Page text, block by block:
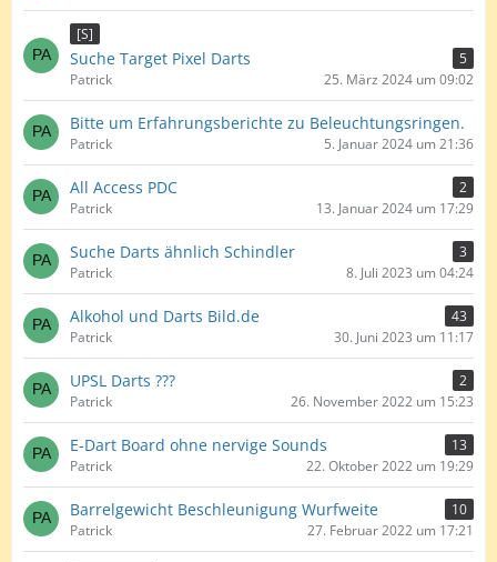
[S]
Suche Target Pixel Darts
5
Patrick
25. März 2024 um 09:02
Bitte um Erfahrungsberichte zu Beleuchtungsringen.
Patrick 5. Januar 2024 um 21:36
All Access PDC
2
Patrick
13. Januar 2024 um 17:29
Suche Darts ähnlich Schindler
3
Patrick
8. Juli 2023 um 04:24
Alkohol und Darts Bild.de
43
Patrick
30. Juni 2023 um 11:17
UPSL Darts ???
2
Patrick
26. November 2022 um 15:23
E-Dart Board ohne nervige Sounds
13
Patrick
22. Oktober 2022 um 19:29
Barrelgewicht Beschleunigung Wurfweite
10
Patrick
27. Februar 2022 um 17:21